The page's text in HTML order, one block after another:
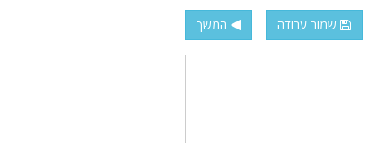
שמור עבודה המשך